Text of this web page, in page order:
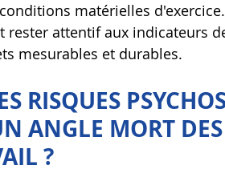
matérielles
rester attentif aux indicateurs
mesurables et durables.
RISQUES
ANGLE MORT
?